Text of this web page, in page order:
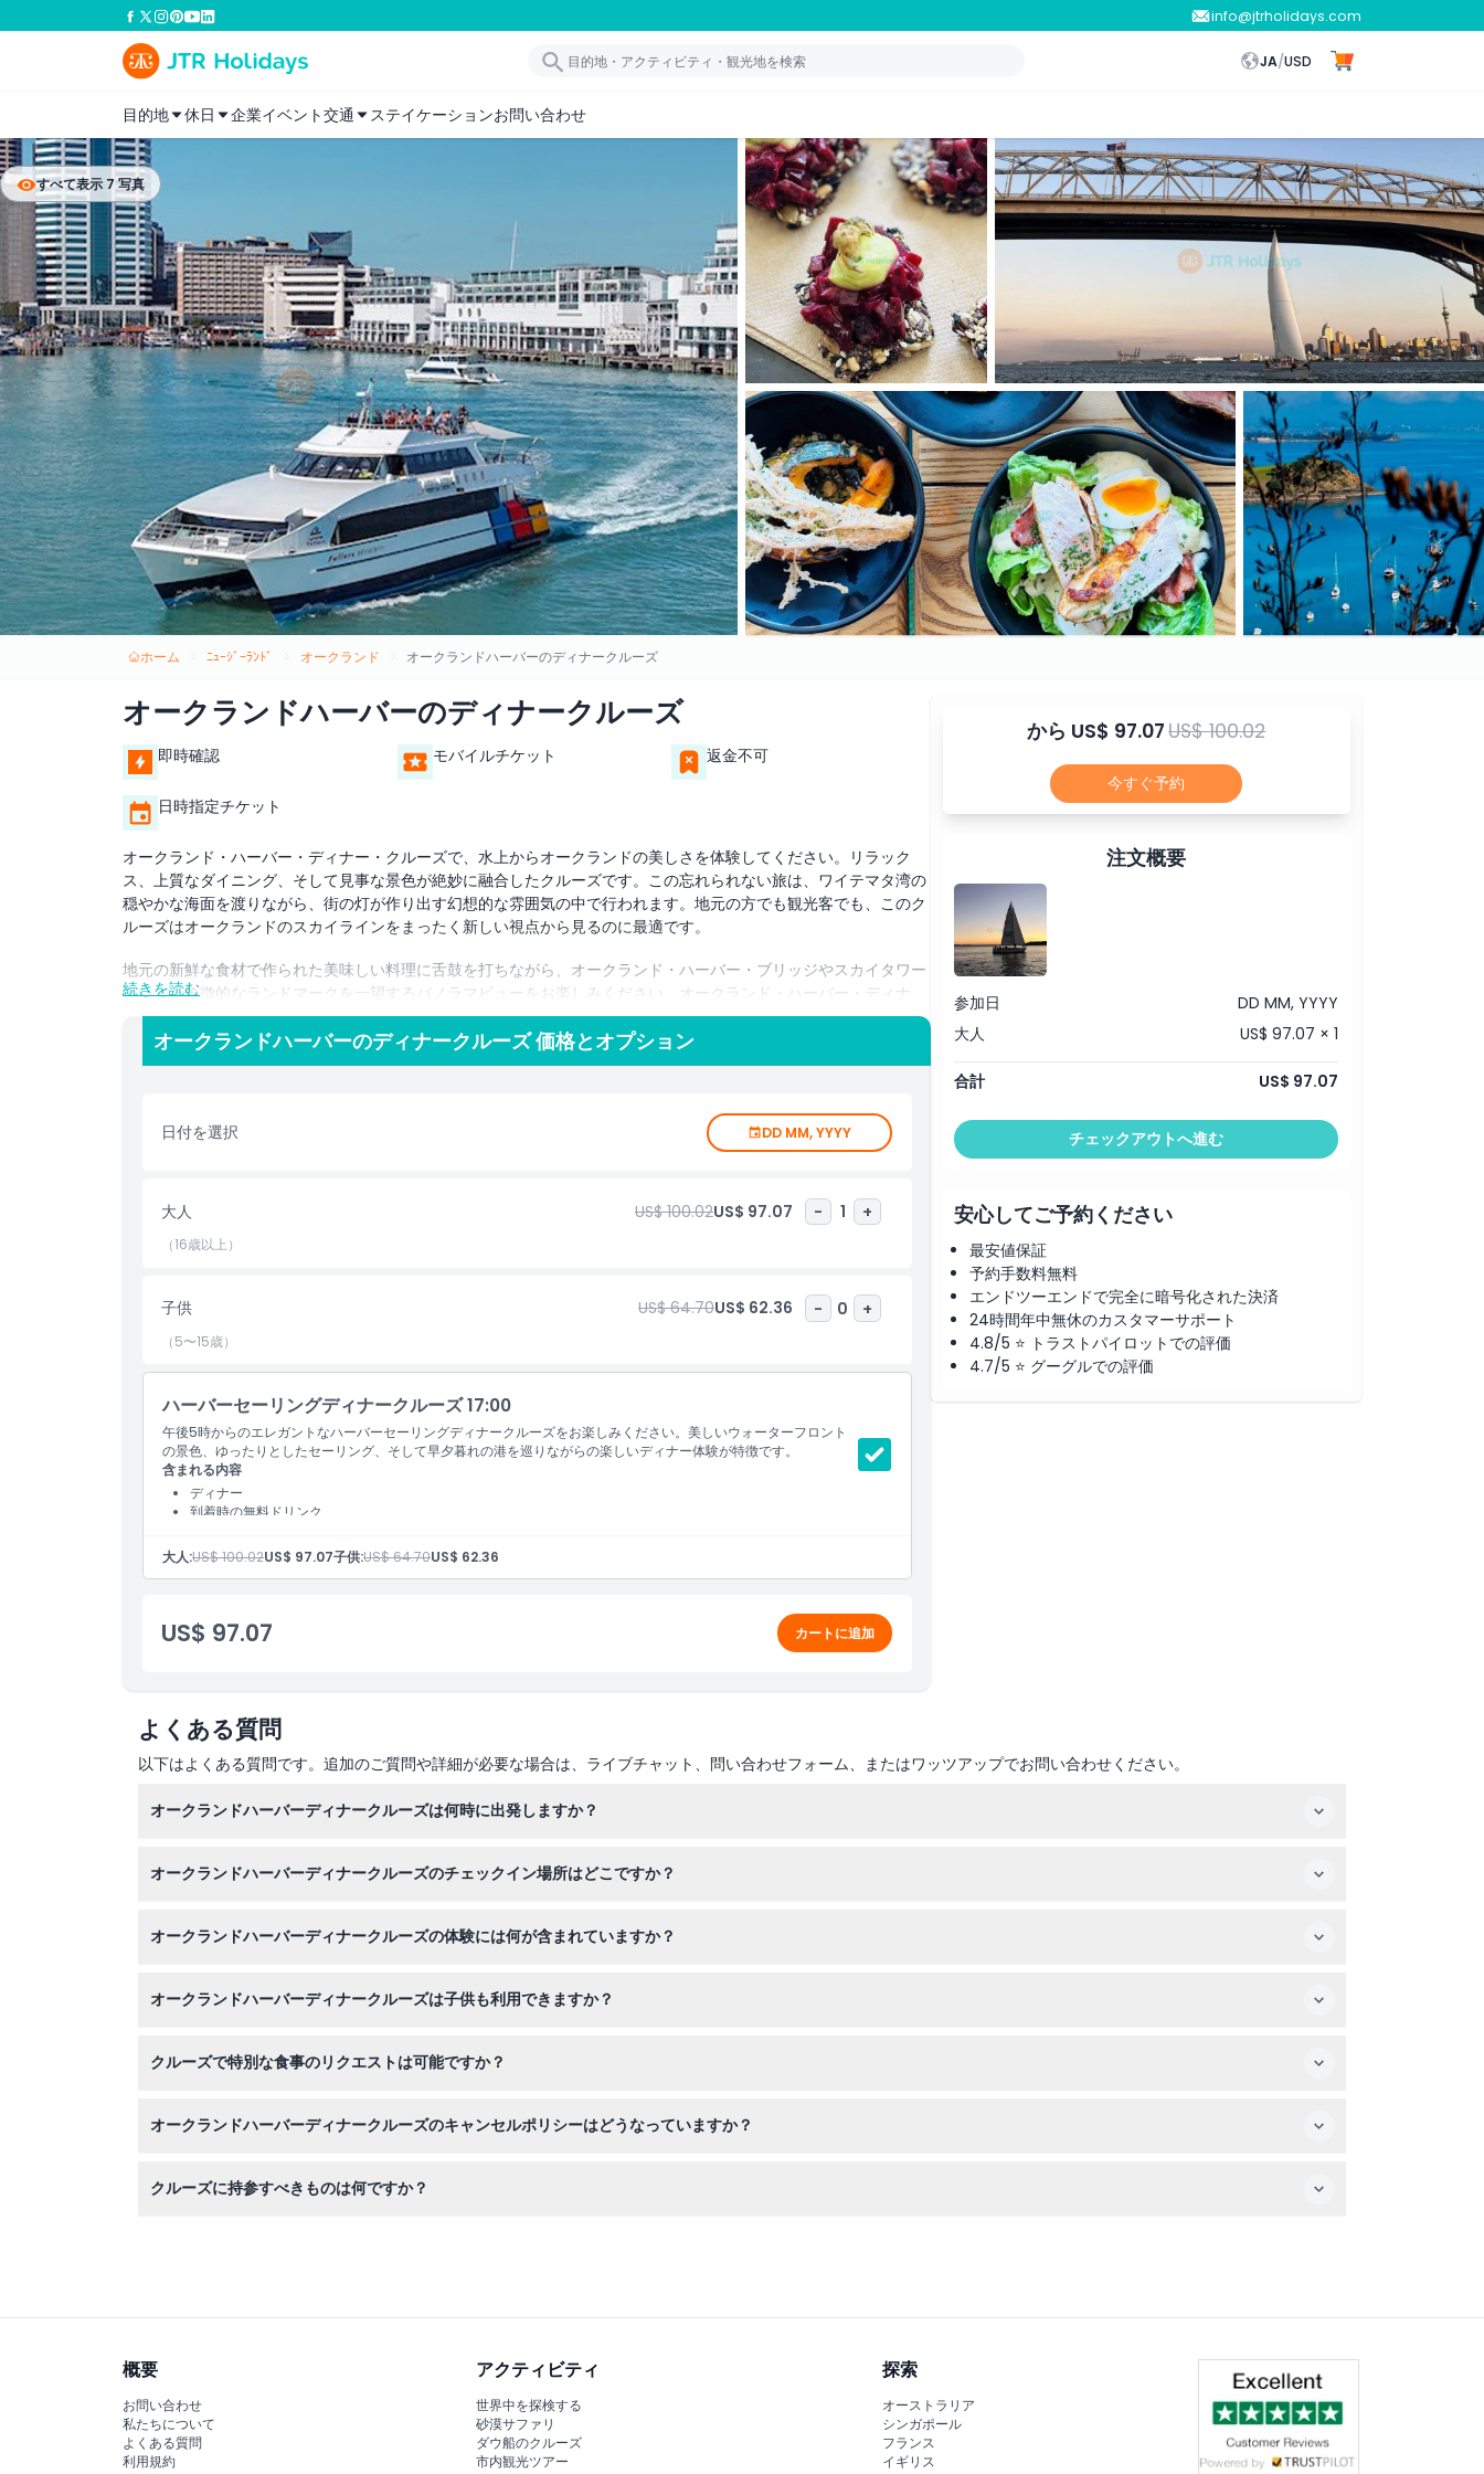
info@jtrholidays.com
JA/USD
目的地 休日 企業イベント交通 ステイケーションお問い合わせ
すべて表示 7 写真
ホーム ﾆｭｰｼﾞｰﾗﾝﾄﾞ オークランド オークランドハーバーのディナークルーズ
オークランドハーバーのディナークルーズ
即時確認 モバイルチケット 返金不可
日時指定チケット
オークランド・ハーバー・ディナー・クルーズで、水上からオークランドの美しさを体験してください。リラック
ス、上質なダイニング、そして見事な景色が絶妙に融合したクルーズです。この忘れられない旅は、ワイテマタ湾の
穏やかな海面を渡りながら、街の灯が作り出す幻想的な雰囲気の中で行われます。地元の方でも観光客でも、このク
ルーズはオークランドのスカイラインをまったく新しい視点から見るのに最適です。
地元の新鮮な食材で作られた美味しい料理に舌鼓を打ちながら、オークランド・ハーバー・ブリッジやスカイタワー
といった象徴的なランドマークを一望するパノラマビューをお楽しみください。オークランド・ハーバー・ディナ
ー・クルーズは、街の喧騒から離れた親密で落ち着いたひとときを提供し、カップル、家族、友人と一緒に特別なダ
イニング体験を求める方に最適です。
ルーズは、この活気ある街の魅力と美しさを余すところなく体験できる必須の体験であり、味覚も満たしてくれま
ハイライト
子供／大人ポリシー
営業時間
注意事項
続きを読む
オークランドハーバーのディナークルーズ 価格とオプション
日付を選択 DD MM, YYYY
大人 US$ 100.02US$ 97.07 - 1 +
（16歳以上）
子供 US$ 64.70US$ 62.36 - 0 +
（5〜15歳）
ハーバーセーリングディナークルーズ 17:00
午後5時からのエレガントなハーバーセーリングディナークルーズをお楽しみください。美しいウォーターフロント
の景色、ゆったりとしたセーリング、そして早夕暮れの港を巡りながらの楽しいディナー体験が特徴です。
含まれる内容
ディナー
到着時の無料ドリンク
ライフジャケットとレインジャケット
大人:US$ 100.02US$ 97.07子供:US$ 64.70US$ 62.36
US$ 97.07 カートに追加
から US$ 97.07US$ 100.02
今すぐ予約
注文概要
参加日
DD MM, YYYY
大人
US$ 97.07 × 1
合計 US$ 97.07
チェックアウトへ進む
安心してご予約ください
最安値保証
予約手数料無料
エンドツーエンドで完全に暗号化された決済
24時間年中無休のカスタマーサポート
4.8/5 ⭐ トラストパイロットでの評価
4.7/5 ⭐ グーグルでの評価
よくある質問
以下はよくある質問です。追加のご質問や詳細が必要な場合は、ライブチャット、問い合わせフォーム、またはワッツアップでお問い合わせください。
オークランドハーバーディナークルーズは何時に出発しますか？
オークランドハーバーディナークルーズのチェックイン場所はどこですか？
オークランドハーバーディナークルーズの体験には何が含まれていますか？
センスバーへのアクセスが含まれます。
オークランドハーバーディナークルーズは子供も利用できますか？
クルーズで特別な食事のリクエストは可能ですか？
オークランドハーバーディナークルーズのキャンセルポリシーはどうなっていますか？
クルーズに持参すべきものは何ですか？
概要
お問い合わせ
私たちについて
よくある質問
利用規約
アクティビティ
世界中を探検する
砂漠サファリ
ダウ船のクルーズ
市内観光ツアー
探索
オーストラリア
シンガポール
フランス
イギリス